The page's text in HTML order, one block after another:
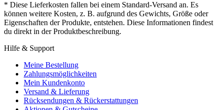
* Diese Lieferkosten fallen bei einem Standard-Versand an. Es
können weitere Kosten, z. B. aufgrund des Gewichts, Größe oder
Eigenschaften der Produkte, entstehen. Diese Informationen findest
du direkt in der Produktbeschreibung.
Hilfe & Support
Meine Bestellung
Zahlungsmöglichkeiten
Mein Kundenkonto
Versand & Lieferung
Rücksendungen & Rückerstattungen